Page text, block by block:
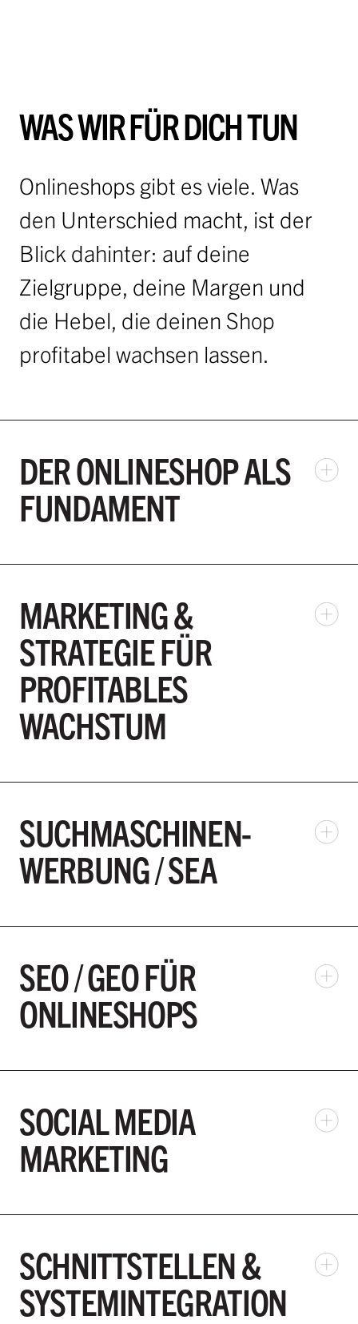
WAS WIR FÜR DICH TUN
Onlineshops gibt es viele. Was
den Unterschied macht, ist der
Blick dahinter: auf deine
Zielgruppe, deine Margen und
die Hebel, die deinen Shop
profitabel wachsen lassen.
DER ONLINESHOP ALS
FUNDAMENT
MARKETING &
STRATEGIE FÜR
PROFITABLES
WACHSTUM
SUCHMASCHINEN-
WERBUNG / SEA
SEO / GEO FÜR
ONLINESHOPS
SOCIAL MEDIA
MARKETING
SCHNITTSTELLEN &
SYSTEMINTEGRATION